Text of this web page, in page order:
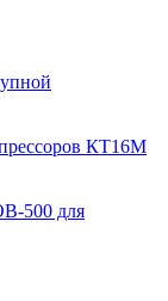
КТ16М
500 для